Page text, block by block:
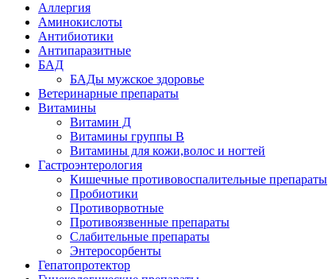
Аллергия
Аминокислоты
Антибиотики
Антипаразитные
БАД
БАДы мужское здоровье
Ветеринарные препараты
Витамины
Витамин Д
Витамины группы В
Витамины для кожи,волос и ногтей
Гастроэнтерология
Кишечные противовоспалительные препараты
Пробиотики
Противорвотные
Противоязвенные препараты
Слабительные препараты
Энтеросорбенты
Гепатопротектор